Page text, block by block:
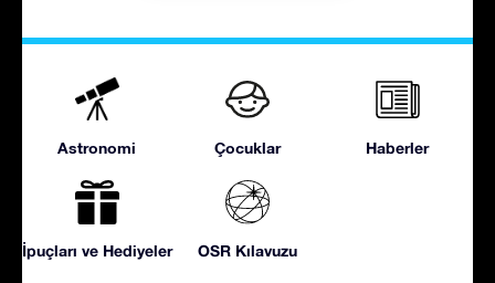
Astronomi Çocuklar Haberler
İpuçları ve Hediyeler OSR Kılavuzu